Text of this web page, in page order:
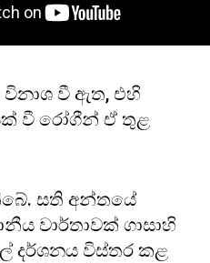
වී ඇත, එහි
වී රෝගීන් ඒ තුළ
සති අන්තයේ
වාර්තාවක් ගාසාහි
දර්ශනය විස්තර කළ